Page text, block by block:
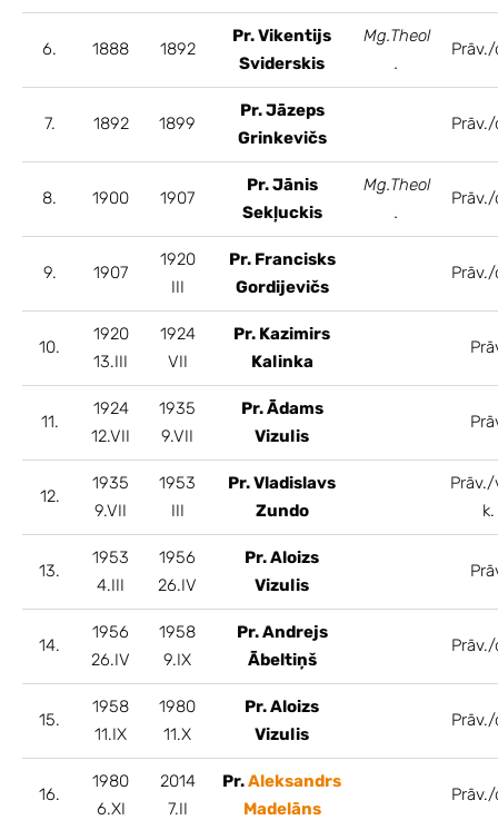
6. 1888 1892
Pr. Vikentijs
Sviderskis
Mg.Theol
.
7. 1892 1899
Pr. Jāzeps
Grinkevičs
8. 1900 1907
Pr. Jānis
Sekļuckis
Mg.Theol
.
9. 1907
1920
III
Pr. Francisks
Gordijevičs
10.
1920
13.III
1924
VII
Pr. Kazimirs
Kalinka
11.
1924
12.VII
1935
9.VII
Pr. Ādams
Vizulis
12.
1935
9.VII
1953
III
Pr. Vladislavs
Zundo
k.
13.
1953
4.III
1956
26.IV
Pr. Aloizs
Vizulis
14.
1956
26.IV
1958
9.IX
Pr. Andrejs
Ābeltiņš
15.
1958
11.IX
1980
11.X
Pr. Aloizs
Vizulis
16.
1980
6.XI
2014
7.II
Pr.Aleksandrs
Madelāns